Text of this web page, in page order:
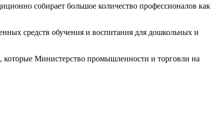
собирает большое количество профессионалов как
средств обучения и воспитания для дошкольных и
Министерство промышленности и торговли на